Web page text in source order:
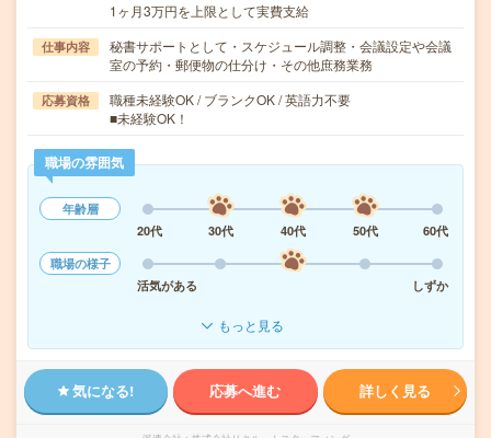
1ヶ月3万円を上限として実費支給
仕事内容
秘書サポートとして・スケジュール調整・会議設定や会議
室の予約・郵便物の仕分け・その他庶務業務
応募資格
職種未経験OK / ブランクOK / 英語力不要
■未経験OK！
職場の雰囲気
年齢層
20代
30代 40代 50代
60代
職場の様子
活気がある
しずか
もっと見る
気になる! 応募へ進む 詳しく見る